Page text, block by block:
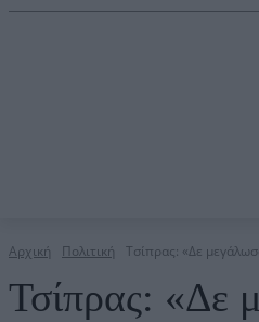
Αρχική Πολιτική Τσίπρας: «Δε
Τσίπρας: «Δε